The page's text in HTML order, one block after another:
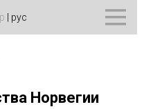
рус
Норвегии